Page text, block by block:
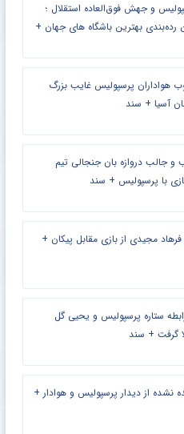
و جهش فوق‌العاده استقلال ؛
بهترین باشگاه های جهان +
هواداران پرسپولیس غایب بزرگ
آسیا + سند
و جالب دروازه بان جنجالی تیم
با پرسپولیس + سند
مجیدی از بازی مقابل پیکان +
ستاره پرسپولیس و یحیی گل
گرفت + سند
نشده از دیدار پرسپولیس و هوادار +